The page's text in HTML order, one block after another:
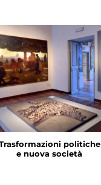
politiche
e nuova società